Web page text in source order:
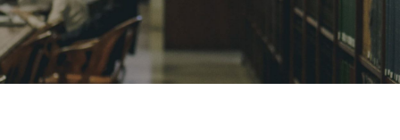
الشئون الأكاديمية
البحث العلمي